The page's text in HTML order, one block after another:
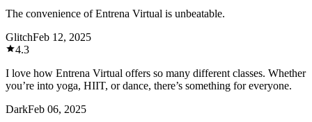
The convenience of Entrena Virtual is unbeatable.
GlitchFeb 12, 2025
4.3
I love how Entrena Virtual offers so many different classes. Whether
you’re into yoga, HIIT, or dance, there’s something for everyone.
DarkFeb 06, 2025